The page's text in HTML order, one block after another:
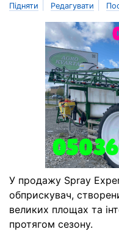
Підняти Редагувати
У продажу Spray
обприскувач,
великих площах та
протягом сезону.